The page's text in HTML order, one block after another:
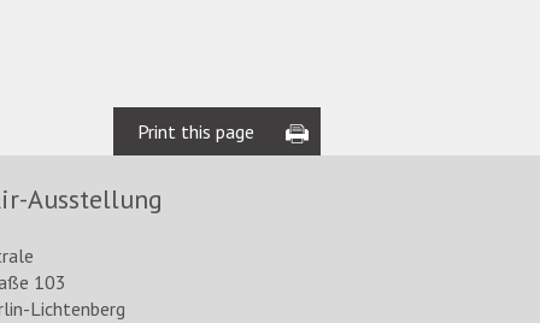
Print this page
Ausstellung
103
Lichtenberg